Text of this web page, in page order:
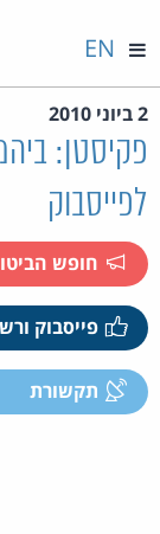
EN
2 ביוני 2010
פקיסטן:
לפייסבוק
חופש
פייסבוק
תקשורת